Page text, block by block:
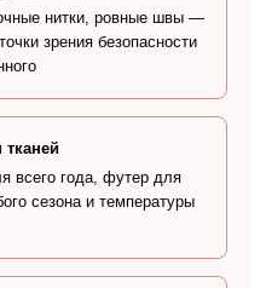
нитки, ровные швы —
зрения безопасности
всего года, футер для
сезона и температуры